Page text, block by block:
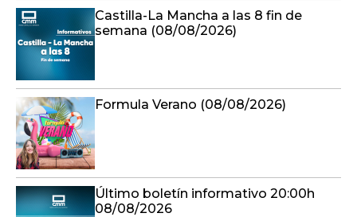
Castilla-La Mancha a las 8 fin de
semana (08/08/2026)
Formula Verano (08/08/2026)
Último boletín informativo 20:00h
08/08/2026